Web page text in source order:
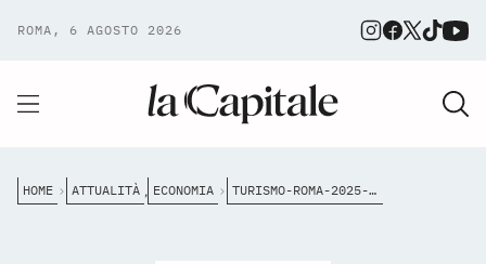
ROMA, 6 AGOSTO 2026
HOME ATTUALITÀ , ECONOMIA TURISMO-ROMA-2025-ANNO-RECORD-ARRIVI-PRESENZE